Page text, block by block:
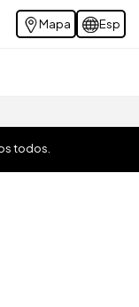
Mapa Esp
todos.